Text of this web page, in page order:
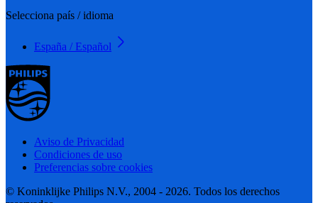
Selecciona país / idioma
España / Español
Aviso de Privacidad
Condiciones de uso
Preferencias sobre cookies
© Koninklijke Philips N.V., 2004 - 2026. Todos los derechos